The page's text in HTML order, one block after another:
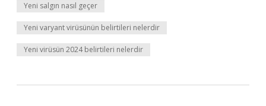
Yeni salgın nasıl geçer
Yeni varyant virüsünün belirtileri nelerdir
Yeni virüsün 2024 belirtileri nelerdir